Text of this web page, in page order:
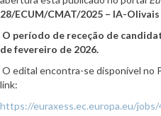
28/ECUM/CMAT/2025 – IA-Olivais
O período de receção de
de fevereiro de 2026.
O edital encontra-se disponível no
link:
https://euraxess.ec.europa.eu/